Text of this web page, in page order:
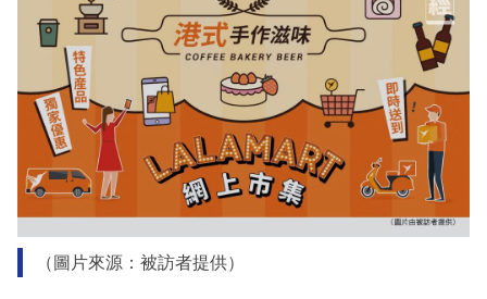
（圖片來源：被訪者提供）